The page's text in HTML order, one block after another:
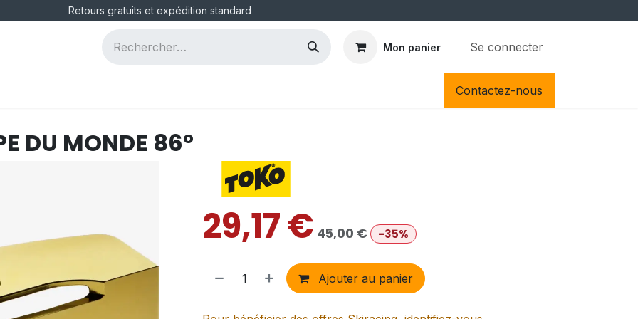
Retours gratuits et expédition standard
Mon panier Se connecter
Contactez-nous
DU MONDE 86°
29,17€ 45,00€ -35%
Ajouter au panier